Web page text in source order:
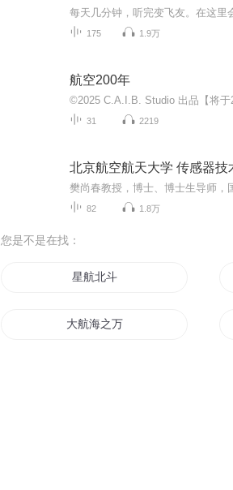
175 1.9万
航空200年
31 2219
北京航空航天大学 传感器技
82 1.8万
您是不是在找：
星航北斗
大航海之万古龙皇